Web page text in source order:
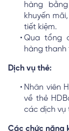
hàng
khuyến
tiết kiệm.
Qua tổng
hàng thanh
Dịch vụ thẻ:
Nhân viên
về thẻ
các dịch vụ
Các chức năng